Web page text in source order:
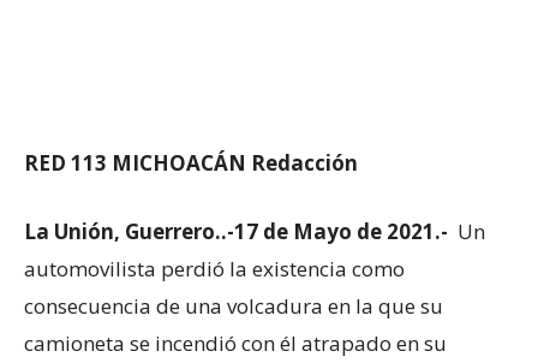
RED 113 MICHOACÁN Redacción
La Unión, Guerrero..-17 de Mayo de 2021.- Un
automovilista perdió la existencia como
consecuencia de una volcadura en la que su
camioneta se incendió con él atrapado en su